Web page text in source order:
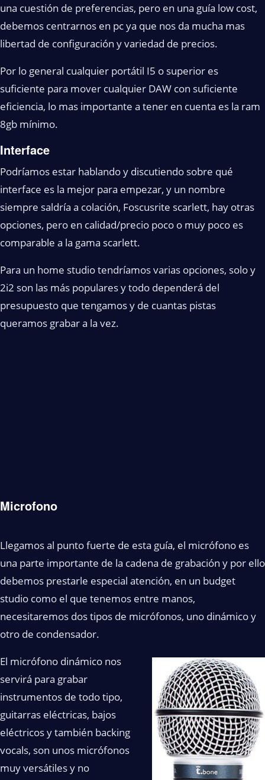
una cuestión de preferencias, pero en una guía low cost,
debemos centrarnos en pc ya que nos da mucha mas
libertad de configuración y variedad de precios.
Por lo general cualquier portátil I5 o superior es
suficiente para mover cualquier DAW con suficiente
eficiencia, lo mas importante a tener en cuenta es la ram
8gb mínimo.
Interface
Podríamos estar hablando y discutiendo sobre qué
interface es la mejor para empezar, y un nombre
siempre saldría a colación, Foscusrite scarlett, hay otras
opciones, pero en calidad/precio poco o muy poco es
comparable a la gama scarlett.
Para un home studio tendríamos varias opciones, solo y
2i2 son las más populares y todo dependerá del
presupuesto que tengamos y de cuantas pistas
queramos grabar a la vez.
Microfono
Llegamos al punto fuerte de esta guía, el micrófono es
una parte importante de la cadena de grabación y por ello
debemos prestarle especial atención, en un budget
studio como el que tenemos entre manos,
necesitaremos dos tipos de micrófonos, uno dinámico y
otro de condensador.
El micrófono dinámico nos
servirá para grabar
instrumentos de todo tipo,
guitarras eléctricas, bajos
eléctricos y también backing
vocals, son unos micrófonos
muy versátiles y no